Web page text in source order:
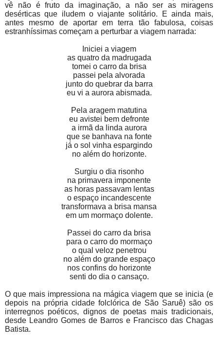
vê não é fruto da imaginação, a não ser as miragens
desérticas que iludem o viajante solitário. E ainda mais,
antes mesmo de aportar em terra tão fabulosa, coisas
estranhíssimas começam a perturbar a viagem narrada:
Iniciei a viagem
as quatro da madrugada
tomei o carro da brisa
passei pela alvorada
junto do quebrar da barra
eu vi a aurora abismada.
Pela aragem matutina
eu avistei bem defronte
a irmã da linda aurora
que se banhava na fonte
já o sol vinha espargindo
no além do horizonte.
Surgiu o dia risonho
na primavera imponente
as horas passavam lentas
o espaço incandescente
transformava a brisa mansa
em um mormaço dolente.
Passei do carro da brisa
para o carro do mormaço
o qual veloz penetrou
no além do grande espaço
nos confins do horizonte
senti do dia o cansaço.
O que mais impressiona na mágica viagem que se inicia (e
depois na própria cidade folclórica de São Saruê) são os
interregnos poéticos, dignos de poetas mais tradicionais,
desde Leandro Gomes de Barros e Francisco das Chagas
Batista.